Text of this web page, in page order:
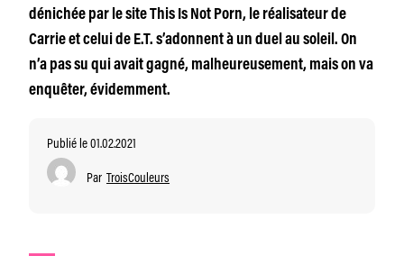
dénichée par le site This Is Not Porn, le réalisateur de
Carrie et celui de E.T. s’adonnent à un duel au soleil. On
n’a pas su qui avait gagné, malheureusement, mais on va
enquêter, évidemment.
Publié le 01.02.2021
Par TroisCouleurs